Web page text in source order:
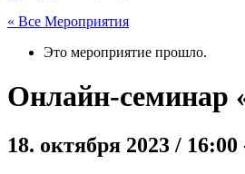
« Все Мероприятия
Это мероприятие прошло.
Онлайн-семинар
18. октября 2023 / 16:00